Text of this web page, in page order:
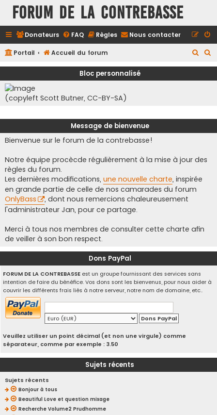
FORUM DE LA CONTREBASSE
Donateurs FAQ Règles Nous contacter
Portail Accueil du forum
e
e
Bloc personnalisé
(copyleft Scott Butner, CC-BY-SA)
Message de bienvenue
Bienvenue sur le forum de la contrebasse!
Notre équipe procècde régulièrement à la mise à jour des
règles du forum.
Les dernières modifications, une nouvelle charte, inspirée
en grande partie de celle de nos camarades du forum
OnlyBass
, dont nous remercions chaleureusement
l'administrateur Jan, pour ce partage.
Merci à tous nos membres de consulter cette charte afin
de veiller à son bon respect.
Dons PayPal
FORUM DE LA CONTREBASSE est un groupe fournissant des services sans
intention de faire du bénéfice. Vos dons sont les bienvenus, pour nous aider à
couvrir les différents frais liés à notre serveur, notre nom de domaine, etc..
Veuillez utiliser un point décimal (et non une virgule) comme
séparateur, comme par exemple : 3.50
Sujets récents
Sujets récents
Bonjour à tous
Beautiful Love et question mixage
Recherche Volume2 Prudhomme